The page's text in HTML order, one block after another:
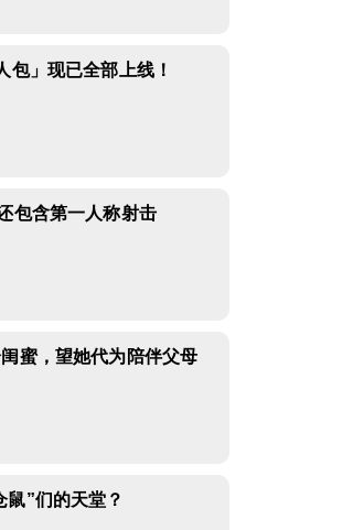
包」现已全部上线！
包含第一人称射击
蜜，望她代为陪伴父母
”们的天堂？